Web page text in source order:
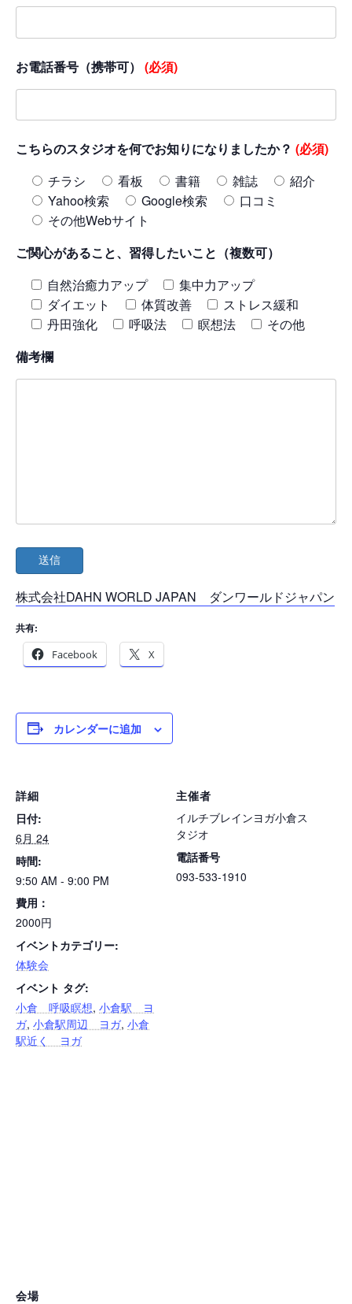
お電話番号（携帯可） (必須)
こちらのスタジオを何でお知りになりましたか？ (必須)
チラシ
看板 書籍 雑誌
紹介
Yahoo検索
Google検索
口コミ
その他Webサイト
ご関心があること、習得したいこと（複数可）
自然治癒力アップ
集中力アップ
ダイエット
体質改善
ストレス緩和
丹田強化
呼吸法 瞑想法
その他
備考欄
株式会社DAHN WORLD JAPAN ダンワールドジャパン
共有:
Facebook
X
カレンダーに追加
詳細
日付:
6月 24
時間:
9:50 AM - 9:00 PM
費用：
2000円
イベントカテゴリー:
体験会
イベント タグ:
小倉 呼吸瞑想, 小倉駅 ヨ
ガ, 小倉駅周辺 ヨガ, 小倉
駅近く ヨガ
主催者
イルチブレインヨガ小倉ス
タジオ
電話番号
093-533-1910
会場